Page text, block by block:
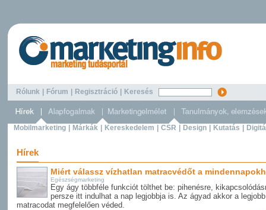
Rólunk Fórum Regisztráció Keresés
Mobilmarketing Márkák Kereskedelem CSR Design Kutatás
Hírek
Miért válassz vízhatlan matracvédőt a
Egészségmarketing
Egy ágy többféle funkciót tölthet be: pihenésre,
persze itt indulhat a nap legjobbja is. Az ágyad akkor a
matracodat megfelelően véded.